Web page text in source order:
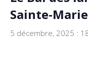
Sainte-
5 décembre, 2025 :